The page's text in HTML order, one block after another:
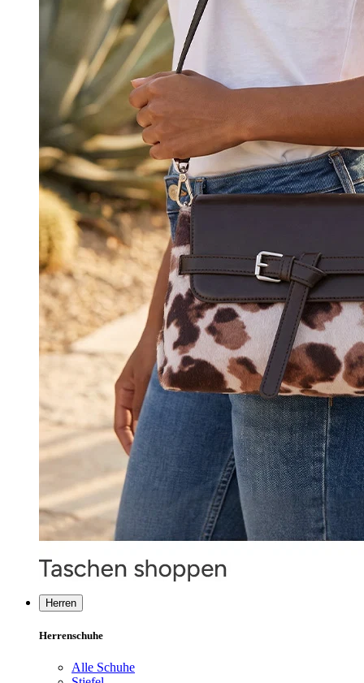
Herren
Herrenschuhe
Alle Schuhe